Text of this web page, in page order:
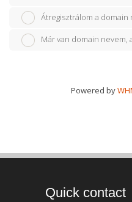
Átregisztrálom a domain
Már van domain nevem,
Powered by
Quick contact